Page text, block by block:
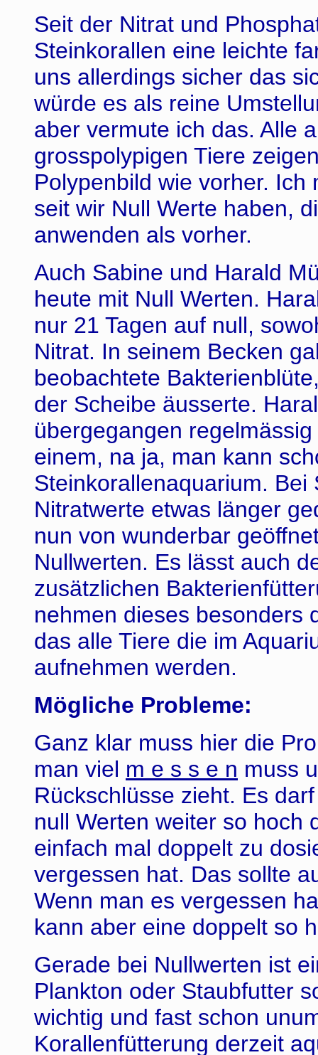
Seit der Nitrat und
Steinkorallen eine leichte
uns allerdings sicher das
würde es als reine
aber vermute ich das. Alle
grosspolypigen Tiere
Polypenbild wie vorher.
seit wir Null Werte haben,
anwenden als vorher.
Auch Sabine und Harald
heute mit Null Werten.
nur 21 Tagen auf null,
Nitrat. In seinem Becken
beobachtete
der Scheibe äusserte.
übergegangen
einem, na ja, man kann
Steinkorallenaquarium.
Nitratwerte etwas länger
nun von wunderbar
Nullwerten. Es lässt auch
zusätzlichen
nehmen dieses besonders
das alle Tiere die im
aufnehmen werden.
Mögliche Probleme:
Ganz klar muss hier die
man viel m e s s e n muss
Rückschlüsse zieht. Es
null Werten weiter so hoch
einfach mal doppelt zu
vergessen hat. Das sollte
Wenn man es vergessen
kann aber eine doppelt so
Gerade bei Nullwerten ist
Plankton oder Staubfutter
wichtig und fast schon
Korallenfütterung derzeit